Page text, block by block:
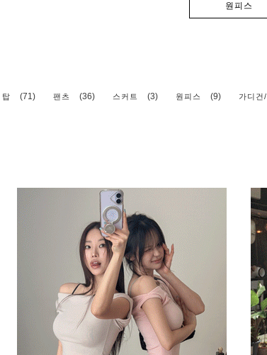
원피스
탑 (71) 팬츠 (36) 스커트 (3) 원피스 (9) 가디건